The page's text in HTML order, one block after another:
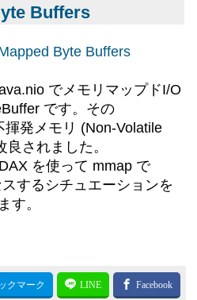
Buffers
Byte Buffers
でメモリマップドI/O
です。その
発メモリ (Non-Volatile
されました。
を使って mmap で
するシチュエーションを
す。